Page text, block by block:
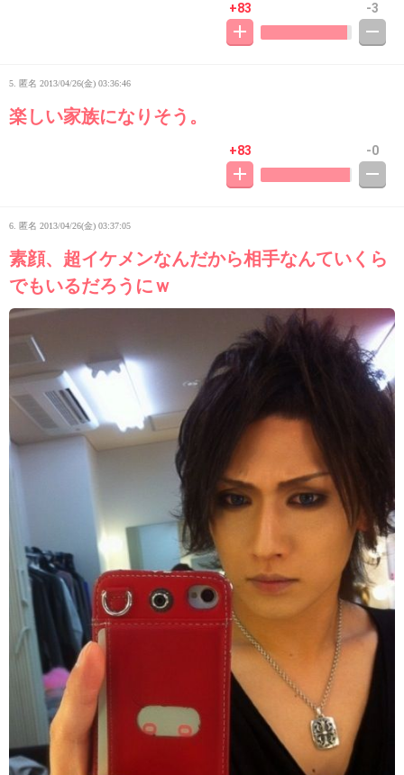
+83 -3
5. 匿名 2013/04/26(金) 03:36:46
楽しい家族になりそう。
+83 -0
6. 匿名 2013/04/26(金) 03:37:05
素顔、超イケメンなんだから相手なんていくら
でもいるだろうにｗ